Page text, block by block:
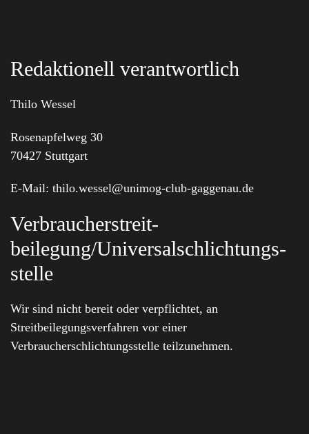
Redaktionell verantwortlich
Thilo Wessel
Rosenapfelweg 30
70427 Stuttgart
E-Mail: thilo.wessel@unimog-club-gaggenau.de
Verbraucher­streit­
beilegung/Universal­schlichtungs­
stelle
Wir sind nicht bereit oder verpflichtet, an
Streitbeilegungsverfahren vor einer
Verbraucherschlichtungsstelle teilzunehmen.